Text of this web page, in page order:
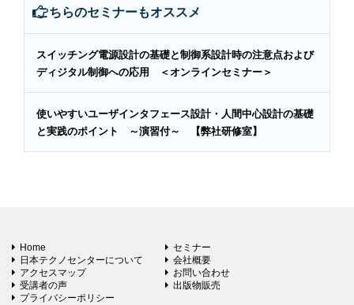
こちらのセミナーもオススメ
スイッチング電源設計の基礎と制御系設計時の注意点および
ディジタル制御への応用 ＜オンラインセミナー＞
使いやすいユーザインタフェース設計・人間中心設計の基礎
と実践のポイント ～演習付～ 【弊社研修室】
Home
セミナー
日本テクノセンターについて
会社概要
アクセスマップ
お問い合わせ
受講者の声
出版物販売
プライバシーポリシー